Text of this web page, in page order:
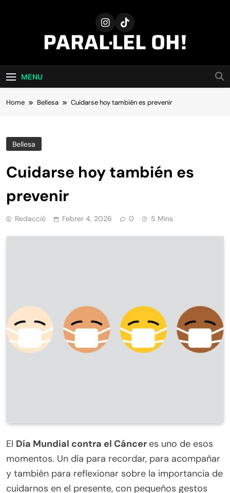
PARAL·LEL OH!
MENU
Home Bellesa Cuidarse hoy también es prevenir
Bellesa
Cuidarse hoy también es
prevenir
Redacció Febrer 4, 2026 0 5 Mins
El Día Mundial contra el Cáncer es uno de esos
momentos. Un día para recordar, para acompañar
y también para reflexionar sobre la importancia de
cuidarnos en el presente, con pequeños gestos